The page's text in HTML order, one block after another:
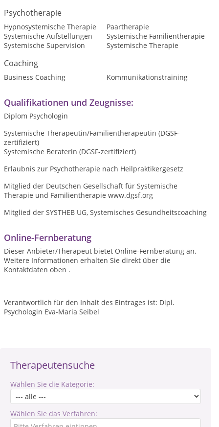
Therapeutensuche
Wählen Sie die Kategorie:
Wählen Sie das Verfahren:
Psychotherapie
Hypnosystemische Therapie
Paartherapie
Systemische Aufstellungen
Systemische Familientherapie
Systemische Supervision
Systemische Therapie
Coaching
Business Coaching Kommunikationstraining
Qualifikationen und Zeugnisse:
Diplom Psychologin
Systemische Therapeutin/Familientherapeutin (DGSF-
zertifiziert)
Systemische Beraterin (DGSF-zertifiziert)
Erlaubnis zur Psychotherapie nach Heilpraktikergesetz
Mitglied der Deutschen Gesellschaft für Systemische
Therapie und Familientherapie www.dgsf.org
Mitglied der SYSTHEB UG, Systemisches Gesundheitscoaching
Online-Fernberatung
Dieser Anbieter/Therapeut bietet Online-Fernberatung an.
Weitere Informationen erhalten Sie direkt über die
Kontaktdaten oben .
Verantwortlich für den Inhalt des Eintrages ist: Dipl.
Psychologin Eva-Maria Seibel